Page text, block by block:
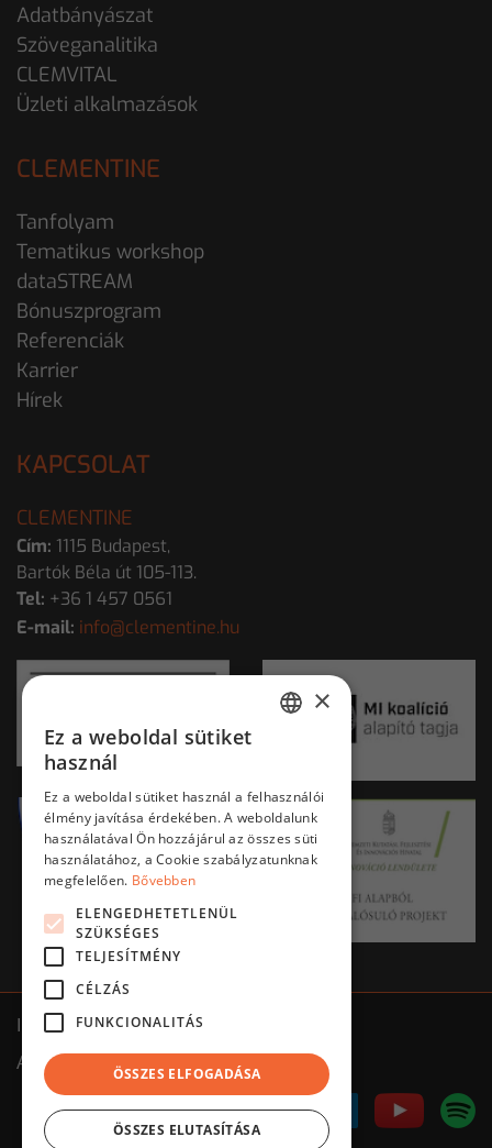
Adatbányászat
Szöveganalitika
CLEMVITAL
Üzleti alkalmazások
CLEMENTINE
Tanfolyam
Tematikus workshop
dataSTREAM
Bónuszprogram
Referenciák
Karrier
Hírek
KAPCSOLAT
CLEMENTINE
Cím: 1115 Budapest,
Bartók Béla út 105-113.
Tel: +36 1 457 0561
E-mail: info@clementine.hu
Impresszum
ÁSZF
Adatkezelés tájékoztató
×
Ez a weboldal sütiket
használ
Ez a weboldal sütiket használ a felhasználói
élmény javítása érdekében. A weboldalunk
használatával Ön hozzájárul az összes süti
használatához, a Cookie szabályzatunknak
megfelelően. Bővebben
ELENGEDHETETLENÜL
SZÜKSÉGES
TELJESÍTMÉNY
CÉLZÁS
FUNKCIONALITÁS
ÖSSZES ELFOGADÁSA
ÖSSZES ELUTASÍTÁSA